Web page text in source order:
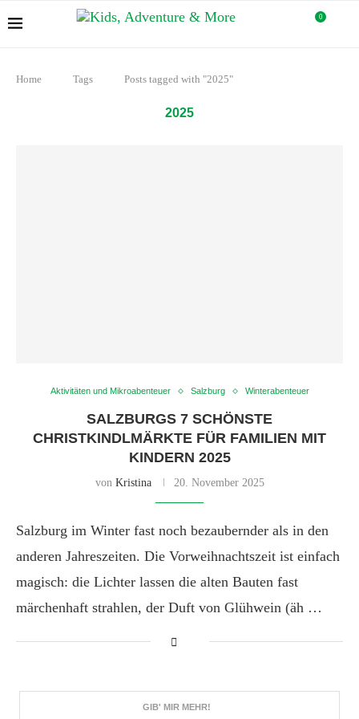
0
Home Tags Posts tagged with "2025"
2025
Aktivitäten und Mikroabenteuer Salzburg Winterabenteuer
SALZBURGS 7 SCHÖNSTE
CHRISTKINDLMÄRKTE FÜR FAMILIEN MIT
KINDERN 2025
von Kristina 20. November 2025
Salzburg im Winter fast noch bezaubernder als in den
anderen Jahreszeiten. Die Vorweihnachtszeit ist einfach
magisch: die Lichter lassen die alten Bauten fast
märchenhaft strahlen, der Duft von Glühwein (äh …
GIB' MIR MEHR!